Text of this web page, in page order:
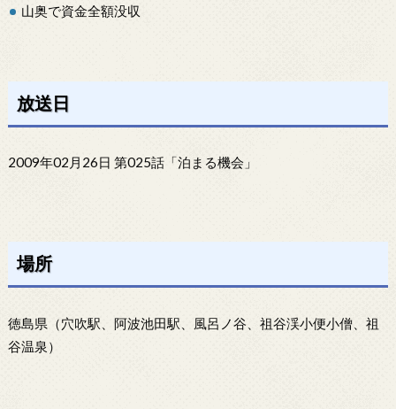
山奥で資金全額没収
放送日
2009年02月26日 第025話「泊まる機会」
場所
徳島県（穴吹駅、阿波池田駅、風呂ノ谷、祖谷渓小便小僧、祖
谷温泉）